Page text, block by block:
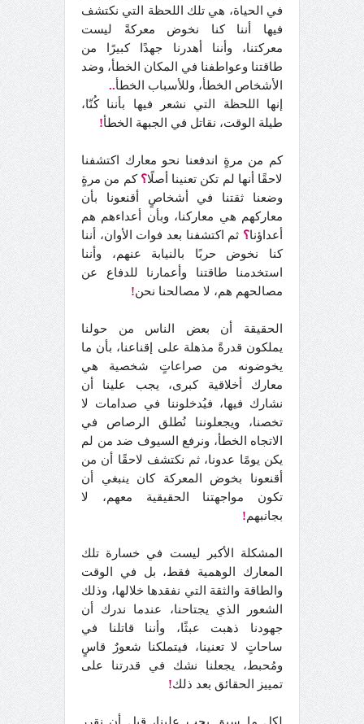
في الحياة، هي تلك اللحظة التي نكتشف
فيها أننا كنا نخوض معركةً ليست
معركتنا، وأننا أهدرنا جهدًا كبيرًا من
طاقتنا وعواطفنا في المكان الخطأ، وضد
الأشخاص الخطأ، وللأسباب الخطأ..
إنها اللحظة التي نشعر فيها بأننا كُنّا،
طيلة الوقت، نقاتل في الجبهة الخطأ!
كم من مرةٍ اندفعنا نحو معارك اكتشفنا
لاحقًا أنها لم تكن تعنينا أصلًا؟ كم من مرةٍ
وضعنا ثقتنا في أشخاصٍ أقنعونا بأن
معاركهم هي معاركنا، وبأن أعداءهم هم
أعداؤنا؟ ثم اكتشفنا بعد فوات الأوان، أننا
كنا نخوض حربًا بالنيابة عنهم، وأننا
استخدمنا طاقتنا وأعمارنا للدفاع عن
مصالحهم هم، لا مصالحنا نحن!
الحقيقة أن بعض الناس من حولنا
يملكون قدرةً مذهلة على إقناعنا، بأن ما
يخوضونه من صراعاتٍ شخصية هي
معارك أخلاقية كبرى، يجب علينا أن
نشارك فيها، فيُدخلوننا في صدامات لا
تخصنا، ويجعلوننا نُطلق الرصاص في
الاتجاه الخطأ، ونرفع السيوف ضد من لم
يكن يومًا عدونا، ثم نكتشف لاحقًا أن من
أقنعونا بخوض المعركة كان ينبغي أن
تكون مواجهتنا الحقيقية معهم، لا
بجانبهم!
المشكلة الأكبر ليست في خسارة تلك
المعارك الوهمية فقط، بل في الوقت
والطاقة والثقة التي نفقدها خلالها، وذلك
الشعور الذي يجتاحنا، عندما ندرك أن
جهودنا ذهبت عبثًا، وأننا قاتلنا في
ساحاتٍ لا تعنينا، فيتملكنا شعورٌ قاسٍ
ومُحبط، يجعلنا نشك في قدرتنا على
تمييز الحقائق بعد ذلك!